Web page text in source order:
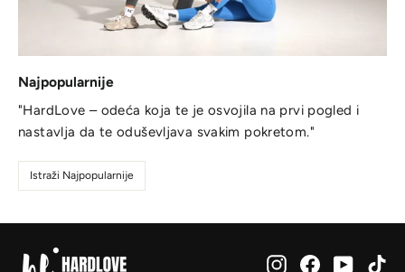
Najpopularnije
"HardLove – odeća koja te je osvojila na prvi pogled i
nastavlja da te oduševljava svakim pokretom."
Istraži Najpopularnije
InstagramFacebook